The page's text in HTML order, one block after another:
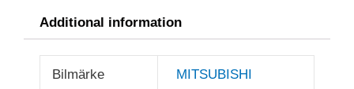
Additional information
Bilmärke MITSUBISHI